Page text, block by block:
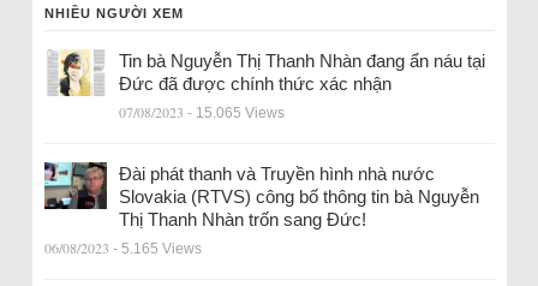
NHIỀU NGƯỜI XEM
Tin bà Nguyễn Thị Thanh Nhàn đang ẩn náu tại
Đức đã được chính thức xác nhận
07/08/2023 - 15.065 Views
Đài phát thanh và Truyền hình nhà nước
Slovakia (RTVS) công bố thông tin bà Nguyễn
Thị Thanh Nhàn trốn sang Đức!
06/08/2023 - 5.165 Views